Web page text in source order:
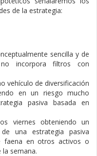
de la estrategia:
sencilla y de
incorpora filtros con
vehículo de diversificación
en un riesgo mucho
pasiva basada en
viernes obteniendo un
una estrategia pasiva
faena en otros activos o
semana.